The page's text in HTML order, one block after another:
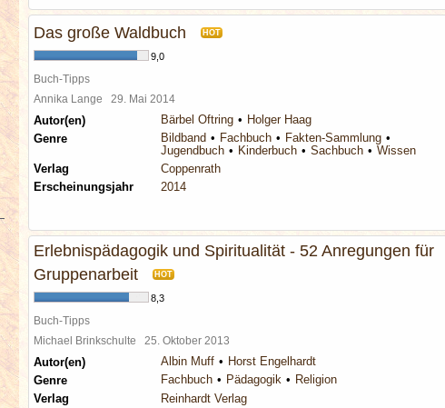
Das große Waldbuch HOT
9,0
Buch-Tipps
Annika Lange 29. Mai 2014
Autor(en) Bärbel Oftring
Holger Haag
Genre
Bildband Fachbuch
Fakten-Sammlung
Jugendbuch
Kinderbuch Sachbuch
Wissen
Verlag
Coppenrath
Erscheinungsjahr
2014
Erlebnispädagogik und Spiritualität - 52 Anregungen für
Gruppenarbeit
HOT
8,3
Buch-Tipps
Michael Brinkschulte 25. Oktober 2013
Autor(en) Albin Muff
Horst Engelhardt
Genre
Fachbuch Pädagogik
Religion
Verlag
Reinhardt Verlag